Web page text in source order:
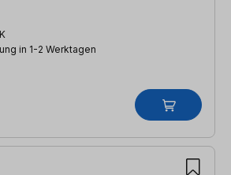
in 1-2 Werktagen